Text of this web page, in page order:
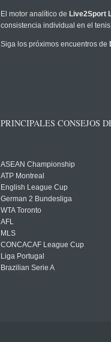
El motor analítico de Live2Sport
consistencia individual en el
Siga los próximos encuentros de
PRINCIPALES CONSEJOS
ASEAN Championship
ATP Montreal
English League Cup
German 2 Bundesliga
WTA Toronto
AFL
MLS
CONCACAF League Cup
Liga Portugal
Brazilian Serie A